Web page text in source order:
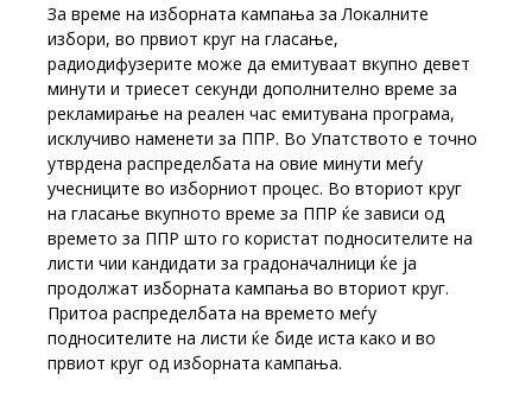
За време на изборната кампања за Локалните
избори, во првиот круг на гласање,
радиодифузерите може да емитуваат вкупно девет
минути и триесет секунди дополнително време за
рекламирање на реален час емитувана програма,
исклучиво наменети за ППР. Во Упатството е точно
утврдена распределбата на овие минути меѓу
учесниците во изборниот процес. Во вториот круг
на гласање вкупното време за ППР ќе зависи од
времето за ППР што го користат подносителите на
листи чии кандидати за градоначалници ќе ја
продолжат изборната кампања во вториот круг.
Притоа распределбата на времето меѓу
подносителите на листи ќе биде иста како и во
првиот круг од изборната кампања.